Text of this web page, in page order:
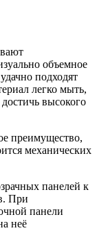
объемное
подходят
легко мыть,
высокого
преимущество,
механических
панелей к
При
панели
неё